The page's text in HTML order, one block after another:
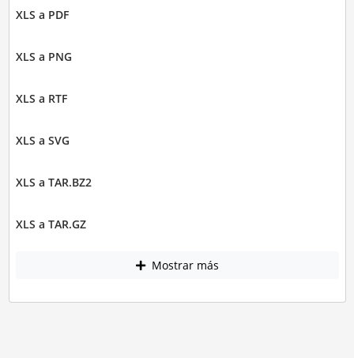
XLS a PDF
XLS a PNG
XLS a RTF
XLS a SVG
XLS a TAR.BZ2
XLS a TAR.GZ
Mostrar más